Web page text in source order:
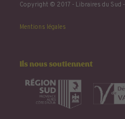
Copyright © 2017 - Libraires du Sud -
Mentions légales
Ils nous soutiennent